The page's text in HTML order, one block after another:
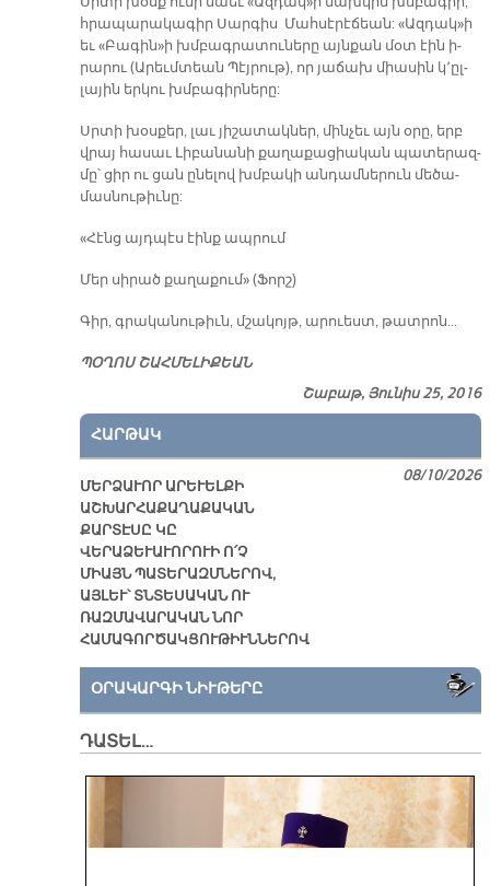
հրա­պա­րա­կա­գիր Սար­գիս Մահ­սէ­րէ­ճեան: «Ազ­դակ»ի
եւ «Բա­գին»ի խմբագ­րա­տու­նե­րը այն­քան մօտ էին ի­
րա­րու (Ա­րեւմ­տեան Պէյ­րութ), որ յա­ճախ միա­սին կ՚ըլ­
լա­յին եր­կու խմբա­գիր­նե­րը:
Սրտի խօս­քեր, լաւ յի­շա­տակ­ներ, մին­չեւ այն օ­րը, երբ
վրայ հա­սաւ Լի­բա­նա­նի քա­ղա­քա­ցիա­կան պա­տե­րազ­
մը՝ ցիր ու ցան ը­նե­լով խմբա­կի ան­դամ­նե­րուն մե­ծա­
մաս­նու­թիւ­նը:
«Հէնց այդ­պէս էինք ապ­րում
Մեր սի­րած քա­ղա­քում» (Ֆորշ)
Գիր, գրա­կա­նու­թիւն, մշա­կոյթ, ա­րուեստ, թատ­րո­ն…
ՊՕՂՈՍ ՇԱՀՄԵԼԻՔԵԱՆ
Շաբաթ, Յունիս 25, 2016
ՀԱՐԹԱԿ
ՄԵՐՁԱՒՈՐ ԱՐԵՒԵԼՔԻ
ԱՇԽԱՐՀԱՔԱՂԱՔԱԿԱՆ
ՔԱՐՏԷՍԸ ԿԸ
ՎԵՐԱՁԵՒԱՒՈՐՈՒԻ Ո՛Չ
ՄԻԱՅՆ ՊԱՏԵՐԱԶՄՆԵՐՈՎ,
ԱՅԼԵՒ՝ ՏՆՏԵՍԱԿԱՆ ՈՒ
ՌԱԶՄԱՎԱՐԱԿԱՆ ՆՈՐ
ՀԱՄԱԳՈՐԾԱԿՑՈՒԹԻՒՆՆԵՐՈՎ
08/10/2026
ՕՐԱԿԱՐԳԻ ՆԻՒԹԵՐԸ
ԴԱՏԵԼ…